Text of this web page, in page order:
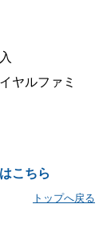
ヤルファミ
こちら
トップへ戻る